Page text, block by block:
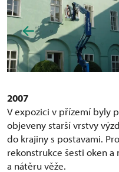
2007
V expozici v přízemí byly
objeveny starší vrstvy
do krajiny s postavami.
rekonstrukce šesti oken
a nátěru věže.